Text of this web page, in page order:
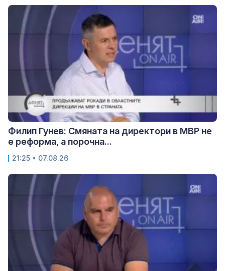
Филип Гунев: Смяната на директори в МВР не
е реформа, а порочна...
21:25 • 07.08.26